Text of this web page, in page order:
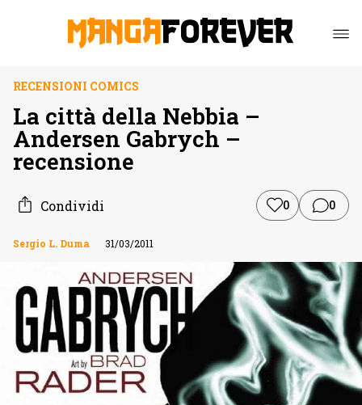
RECENSIONI COMICS
La città della Nebbia –
Andersen Gabrych –
recensione
Condividi 0 0
Sergio L. Duma 31/03/2011